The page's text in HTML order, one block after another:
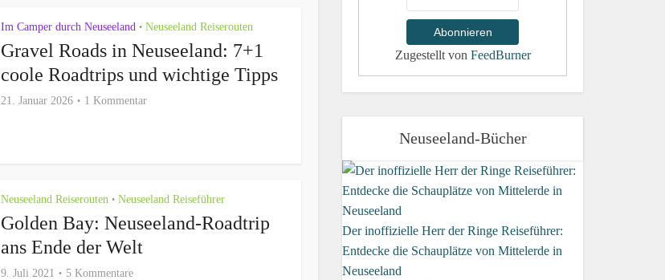
Im Camper durch Neuseeland • Neuseeland Reiserouten
Gravel Roads in Neuseeland: 7+1
coole Roadtrips und wichtige Tipps
21. Januar 2026 1 Kommentar
Neuseeland Reiserouten • Neuseeland Reiseführer
Golden Bay: Neuseeland-Roadtrip
ans Ende der Welt
9. Juli 2021 5 Kommentare
Zugestellt von FeedBurner
Neuseeland-Bücher
Der inoffizielle Herr der Ringe Reiseführer:
Entdecke die Schauplätze von Mittelerde in
Neuseeland